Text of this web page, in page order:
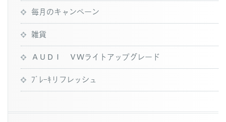
毎月のキャンペーン
雑貨
ＡＵＤＩ ＶＷライトアップグレード
ﾌﾞﾚｰｷリフレッシュ